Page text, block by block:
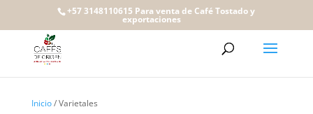
+57 3148110615 Para venta de Café Tostado y
exportaciones
Inicio/ Varietales